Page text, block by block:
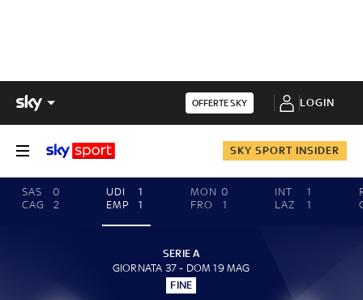
OFFERTE SKY LOGIN
SKY SPORT INSIDER
SAS
0
CAG
2
UDI
1
EMP
1
MON 0
FRO
1
INT
1
LAZ
1
SERIE A
GIORNATA 37 - DOM 19 MAG
FINE